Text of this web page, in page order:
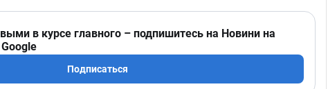
в курсе главного – подпишитесь на Новини на
Подписаться